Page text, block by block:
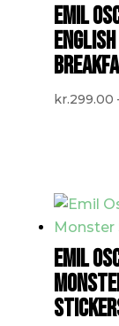
EMIL
ENGLISH
kr.299.00
EMIL